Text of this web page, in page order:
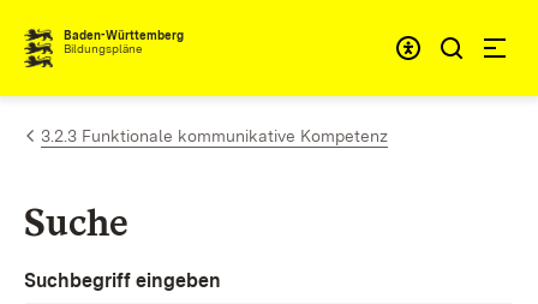
Zum Inhalt springen
Baden-Württemberg
Bildungspläne
3.2.3 Funktionale kommunikative Kompetenz
Suche
Suchbegriff eingeben